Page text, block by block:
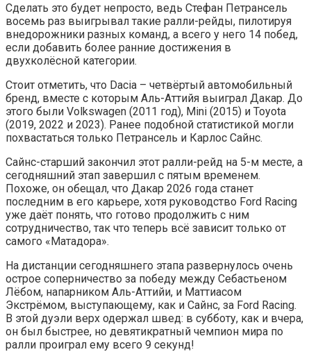
Сделать это будет непросто, ведь Стефан Петрансель
восемь раз выигрывал такие ралли-рейды, пилотируя
внедорожники разных команд, а всего у него 14 побед,
если добавить более ранние достижения в
двухколёсной категории.
Стоит отметить, что Dacia – четвёртый автомобильный
бренд, вместе с которым Аль-Аттийя выиграл Дакар. До
этого были Volkswagen (2011 год), Mini (2015) и Toyota
(2019, 2022 и 2023). Ранее подобной статистикой могли
похвастаться только Петрансель и Карлос Сайнс.
Сайнс-старший закончил этот ралли-рейд на 5-м месте, а
сегодняшний этап завершил с пятым временем.
Похоже, он обещал, что Дакар 2026 года станет
последним в его карьере, хотя руководство Ford Racing
уже даёт понять, что готово продолжить с ним
сотрудничество, так что теперь всё зависит только от
самого «Матадора».
На дистанции сегодняшнего этапа развернулось очень
острое соперничество за победу между Себастьеном
Лёбом, напарником Аль-Аттийи, и Маттиасом
Экстрёмом, выступающему, как и Сайнс, за Ford Racing.
В этой дуэли верх одержал швед: в субботу, как и вчера,
он был быстрее, но девятикратный чемпион мира по
ралли проиграл ему всего 9 секунд!